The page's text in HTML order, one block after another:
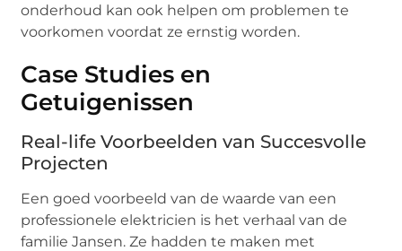
onderhoud kan ook helpen om problemen te
voorkomen voordat ze ernstig worden.
Case Studies en
Getuigenissen
Real-life Voorbeelden van Succesvolle
Projecten
Een goed voorbeeld van de waarde van een
professionele elektricien is het verhaal van de
familie Jansen. Ze hadden te maken met